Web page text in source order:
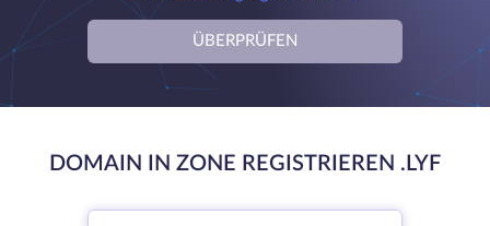
ÜBERPRÜFEN
DOMAIN IN ZONE REGISTRIEREN .LYF